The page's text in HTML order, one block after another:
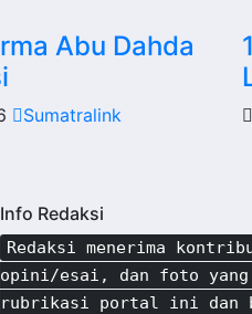
Abu Dahda
Sumatralink
Info Redaksi
Redaksi menerima
opini/esai, dan foto yang
rubrikasi portal ini dan